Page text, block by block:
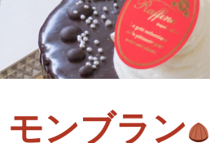
モンブラン